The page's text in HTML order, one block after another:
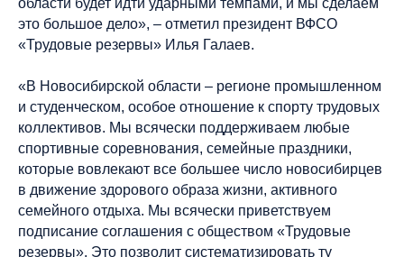
это большое дело», – отметил президент ВФСО
«Трудовые резервы» Илья Галаев.
«В Новосибирской области – регионе промышленном
и студенческом, особое отношение к спорту трудовых
коллективов. Мы всячески поддерживаем любые
спортивные соревнования, семейные праздники,
которые вовлекают все большее число новосибирцев
в движение здорового образа жизни, активного
семейного отдыха. Мы всячески приветствуем
подписание соглашения с обществом «Трудовые
резервы». Это позволит систематизировать ту